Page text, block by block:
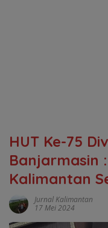
HUT Ke-75
Banjarmasin
Kalimantan
Jurnal Kalimantan
17 Mei 2024